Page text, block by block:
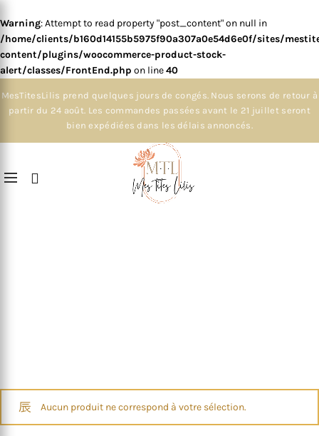
Warning: Attempt to read property "post_content" on null in
/home/clients/b160d14155b5975f90a307a0e54d6e0f/sites/
content/plugins/woocommerce-product-stock-
alert/classes/FrontEnd.php on line40
MesTitesLilis prend quelques jours de congés. Nous serons de retour à
partir du 24 août. Les commandes passées avant le 21 juillet seront
bien expédiées dans les délais annoncés.
Aucun produit ne correspond à votre sélection.